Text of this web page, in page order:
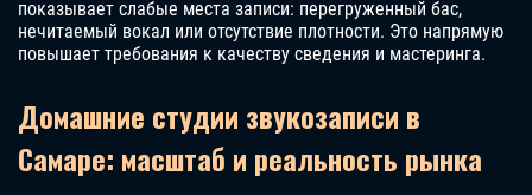
показывает слабые места записи: перегруженный бас,
нечитаемый вокал или отсутствие плотности. Это напрямую
повышает требования к качеству сведения и мастеринга.
Домашние студии звукозаписи в
Самаре: масштаб и реальность рынка